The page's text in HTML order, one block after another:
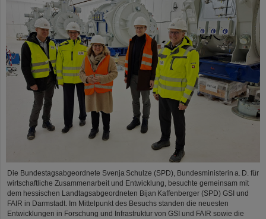
Die Bundestagsabgeordnete Svenja Schulze (SPD), Bundesministerin a. D. für
wirtschaftliche Zusammenarbeit und Entwicklung, besuchte gemeinsam mit
dem hessischen Landtagsabgeordneten Bijan Kaffenberger (SPD) GSI und
FAIR in Darmstadt. Im Mittelpunkt des Besuchs standen die neuesten
Entwicklungen in Forschung und Infrastruktur von GSI und FAIR sowie die